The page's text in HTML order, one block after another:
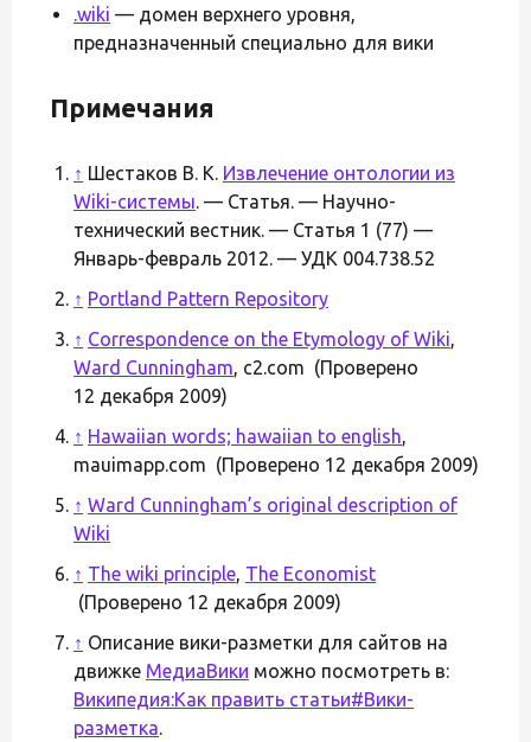
.wiki — домен верхнего уровня,
предназначенный специально для вики
Примечания
↑ Шестаков В. К. Извлечение онтологии из
Wiki-системы. — Статья. — Научно-
технический вестник. — Статья 1 (77) —
Январь-февраль 2012. — УДК 004.738.52
↑ Portland Pattern Repository
↑ Correspondence on the Etymology of Wiki,
Ward Cunningham, c2.com (Проверено
12 декабря 2009)
↑ Hawaiian words; hawaiian to english,
mauimapp.com (Проверено 12 декабря 2009)
↑ Ward Cunningham’s original description of
Wiki
↑ The wiki principle, The Economist
(Проверено 12 декабря 2009)
↑ Описание вики-разметки для сайтов на
движке МедиаВики можно посмотреть в:
Википедия:Как править статьи#Вики-
разметка.